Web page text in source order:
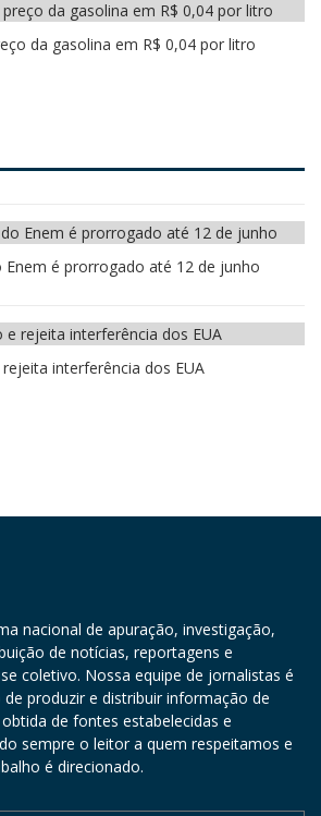
da gasolina em R$ 0,04 por litro
Enem é prorrogado até 12 de junho
interferência dos EUA
nacional de apuração, investigação,
de notícias, reportagens e
coletivo. Nossa equipe de jornalistas é
produzir e distribuir informação de
de fontes estabelecidas e
sempre o leitor a quem respeitamos e
é direcionado.